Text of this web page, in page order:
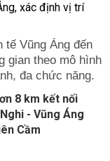
tế Vũng Áng đến
gian theo mô hình
đa chức năng.
8 km kết nối
- Vũng Áng
Cầm